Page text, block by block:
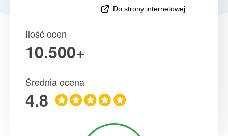
Do strony internetowej
Ilość ocen
10.500+
Średnia ocena
4.8